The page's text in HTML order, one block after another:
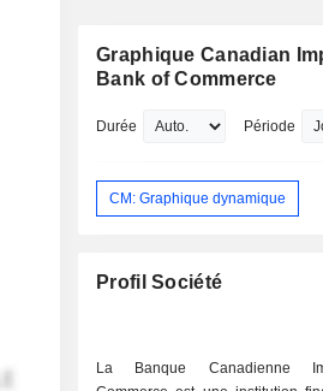
Graphique Canadian
Bank of Commerce
Durée Période
CM: Graphique dynamique
Profil Société
La Banque Canadienne